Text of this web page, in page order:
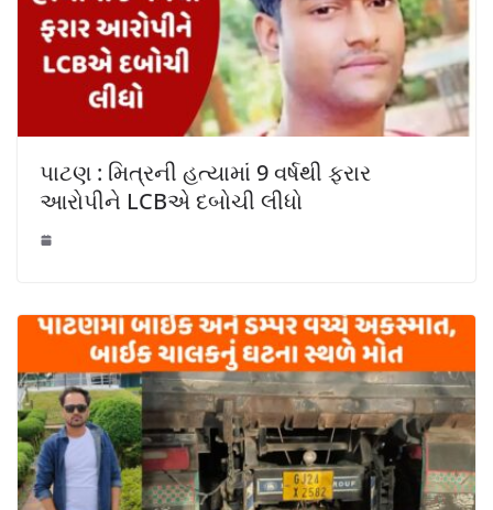
પાટણ : મિત્રની હત્યામાં 9 વર્ષથી ફરાર
આરોપીને LCBએ દબોચી લીધો